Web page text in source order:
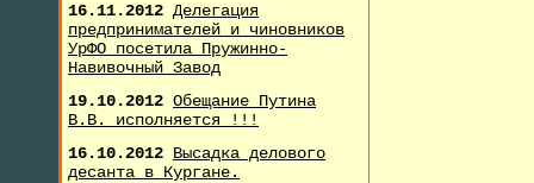
16.11.2012 Делегация
предпринимателей и чиновников
УрФО посетила Пружинно-
Навивочный Завод
19.10.2012 Обещание Путина
В.В. исполняется !!!
16.10.2012 Высадка делового
десанта в Кургане.